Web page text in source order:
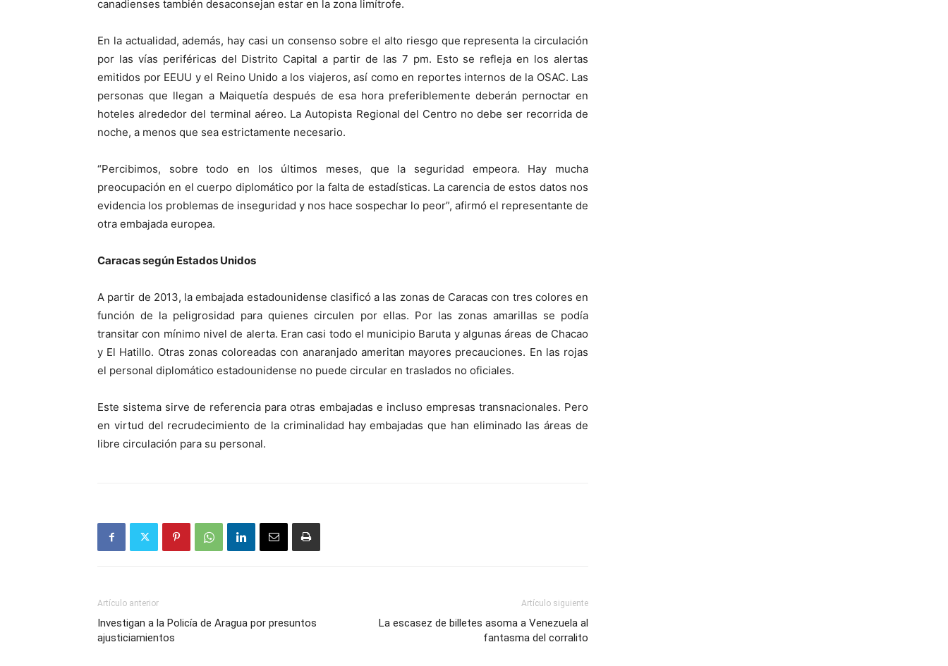
canadienses también desaconsejan estar en la zona limítrofe.
En la actualidad, además, hay casi un consenso sobre el alto riesgo que representa la circulación
por las vías periféricas del Distrito Capital a partir de las 7 pm. Esto se refleja en los alertas
emitidos por EEUU y el Reino Unido a los viajeros, así como en reportes internos de la OSAC. Las
personas que llegan a Maiquetía después de esa hora preferiblemente deberán pernoctar en
hoteles alrededor del terminal aéreo. La Autopista Regional del Centro no debe ser recorrida de
noche, a menos que sea estrictamente necesario.
“Percibimos, sobre todo en los últimos meses, que la seguridad empeora. Hay mucha
preocupación en el cuerpo diplomático por la falta de estadísticas. La carencia de estos datos nos
evidencia los problemas de inseguridad y nos hace sospechar lo peor”, afirmó el representante de
otra embajada europea.
Caracas según Estados Unidos
A partir de 2013, la embajada estadounidense clasificó a las zonas de Caracas con tres colores en
función de la peligrosidad para quienes circulen por ellas. Por las zonas amarillas se podía
transitar con mínimo nivel de alerta. Eran casi todo el municipio Baruta y algunas áreas de Chacao
y El Hatillo. Otras zonas coloreadas con anaranjado ameritan mayores precauciones. En las rojas
el personal diplomático estadounidense no puede circular en traslados no oficiales.
Este sistema sirve de referencia para otras embajadas e incluso empresas transnacionales. Pero
en virtud del recrudecimiento de la criminalidad hay embajadas que han eliminado las áreas de
libre circulación para su personal.
Artículo anterior
Investigan a la Policía de Aragua por presuntos
ajusticiamientos
Artículo siguiente
La escasez de billetes asoma a Venezuela al
fantasma del corralito